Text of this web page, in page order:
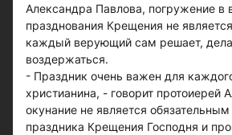
Александра Павлова, погружение в
празднования Крещения не
каждый верующий сам решает,
воздержаться.
- Праздник очень важен для
христианина, - говорит протоиерей
окунание не является
праздника Крещения Господня и